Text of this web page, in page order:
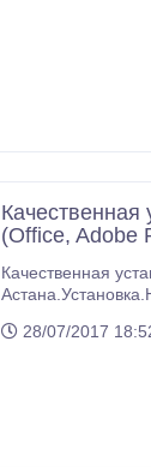
Качественная
(Office, Adobe
Качественная
28/07/2017